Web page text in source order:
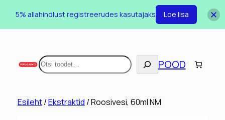
Otsi POOD
Esileht/Ekstraktid / Roosivesi, 60ml NM
5% allahindlust registreerudes kasutajaks Loe lisa